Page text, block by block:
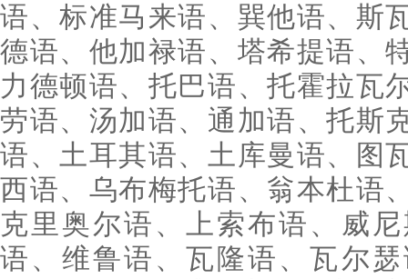
语、标准马来语、巽他语、斯
德语、他加禄语、塔希提语、
力德顿语、托巴语、托霍拉瓦
劳语、汤加语、通加语、托斯
语、土耳其语、土库曼语、图
西语、乌布梅托语、翁本杜语
克里奥尔语、上索布语、威
语、维鲁语、瓦隆语、瓦尔